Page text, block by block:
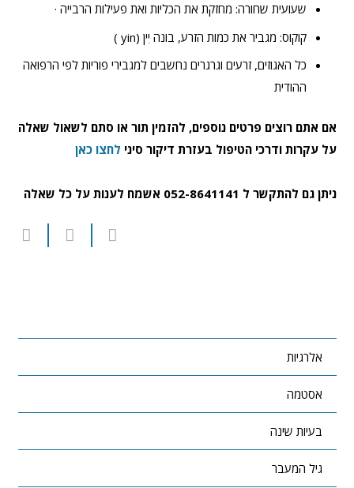
שעועית שחורה: מחזקת את הכליות ואת פעילות הרבייה ·
קוקוס: מגביר את כמות הזרע, בונה יִין (yin )
כל האגוזים, זרעים וגרגרים נחשבים למגבירי פוריות לפי הרפואה
ההודית
אם אתם רוצים פרטים נוספים, להזמין תור או סתם לשאול שאלה
על עקרות ודרכי הטיפול בעזרת דיקור סיני לחצו כאן
ניתן גם להתקשר ל 052-8641141 אשמח לענות על כל שאלה
אלרגיות
אסטמה
בעיות שינה
גיל המעבר